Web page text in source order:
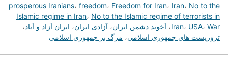
prosperous Iranians، freedom، Freedom for Iran، Iran، No to the
Islamic regime in Iran، No to the Islamic regime of terrorists in
Iran، USA، War ، آخوند دشمن ایران، آزادی ایران، ایران آزاد و آباد،
تروریست های جمهوری اسلامی، مرگ بر جمهوری اسلامی